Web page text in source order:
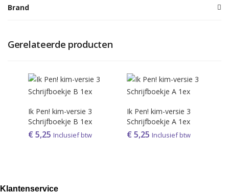
Brand
Gerelateerde producten
Ik Pen! kim-versie 3
Schrijfboekje B 1ex
€ 5,25 Inclusief btw
Ik Pen! kim-versie 3
Schrijfboekje A 1ex
€ 5,25 Inclusief btw
Klantenservice